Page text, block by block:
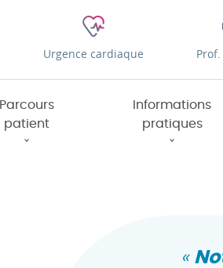
Urgence cardiaque
Parcours
patient
Informations
pratiques
«